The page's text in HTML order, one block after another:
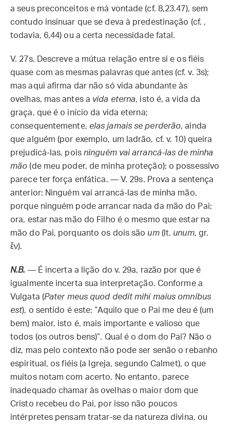
a seus preconceitos e má vontade (cf. 8,23.47), sem
contudo insinuar que se deva à predestinação (cf. ,
todavia, 6,44) ou a certa necessidade fatal.
V. 27s.
Descreve a mútua relação entre si e os fiéis
quase com as mesmas palavras que antes (cf. v. 3s);
mas aqui afirma dar não só vida abundante às
ovelhas, mas antes a vida eterna, isto é, a vida da
graça, que é o início da vida eterna;
consequentemente, elas jamais se perderão, ainda
que alguém (por exemplo, um ladrão, cf. v. 10) queira
prejudicá-las, pois ninguém vai arrancá-las de minha
mão (de meu poder, de minha proteção); o possessivo
parece ter força enfática. — V. 29s. Prova a sentença
anterior: Ninguém vai arrancá-las de minha mão,
porque ninguém pode arrancar nada da mão do Pai;
ora, estar nas mão do Filho é o mesmo que estar na
mão do Pai, porquanto os dois são um (lt. unum, gr.
ἕν).
N.B. — É incerta a lição do v. 29a, razão por que é
igualmente incerta sua interpretação. Conforme a
Vulgata (Pater meus quod dedit mihi maius omnibus
est), o sentido é este: “Aquilo que o Pai me deu é (um
bem) maior, isto é, mais importante e valioso que
todos (os outros bens)”. Qual é o dom do Pai? Não o
diz, mas pelo contexto não pode ser senão o rebanho
espiritual, os fiéis (a Igreja, segundo Calmet), o que
muitos notam com acerto. No entanto, parece
inadequado chamar às ovelhas o maior dom que
Cristo recebeu do Pai, por isso não poucos
intérpretes pensam tratar-se da natureza divina, ou